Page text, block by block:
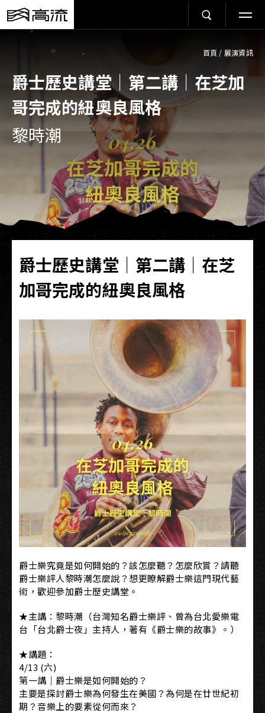
首頁 / 展演資訊
爵士歷史講堂｜第二講｜在芝加
哥完成的紐奧良風格
黎時潮
爵士歷史講堂｜第二講｜在芝
加哥完成的紐奧良風格
爵士樂究竟是如何開始的？該怎麼聽？怎麼欣賞？請聽
爵士樂評人黎時潮怎麼說？想更瞭解爵士樂這門現代藝
術，歡迎參加爵士歷史講堂。
★主講：黎時潮（台灣知名爵士樂評、曾為台北愛樂電
台「台北爵士夜」主持人，著有《爵士樂的故事》。）
★講題：
4/13 (六)
第一講｜爵士樂是如何開始的？
主要是探討爵士樂為何發生在美國？為何是在廿世紀初
期？音樂上的要素從何而來？